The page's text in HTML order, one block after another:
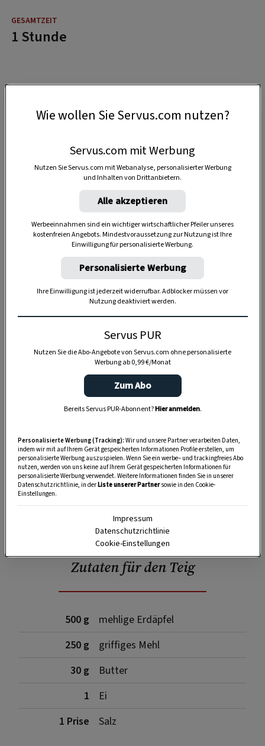
1 Stunde
Anzeige
SPEICHERN DRUCKEN
Zutaten für den Teig
500 g
mehlige Erdäpfel
250 g
griffiges Mehl
30 g
Butter
1
Ei
1 Prise
Salz
Wie wollen Sie Servus.com nutzen?
Servus.com mit Werbung
Nutzen Sie Servus.com mit Webanalyse, personalisierter Werbung
und Inhalten von Drittanbietern.
Alle akzeptieren
Werbeeinnahmen sind ein wichtiger wirtschaftlicher Pfeiler unseres
kostenfreien Angebots. Mindestvoraussetzung zur Nutzung ist Ihre
Einwilligung für personalisierte Werbung.
Personalisierte Werbung
Ihre Einwilligung ist jederzeit widerrufbar. Adblocker müssen vor
Nutzung deaktiviert werden.
Servus PUR
Nutzen Sie die Abo-Angebote von Servus.com ohne personalisierte
Werbung ab 0,99 €/Monat
Zum Abo
Bereits Servus PUR-Abonnent?Hier anmelden.
Personalisierte Werbung (Tracking): Wir und unsere Partner verarbeiten Daten,
indem wir mit auf Ihrem Gerät gespeicherten Informationen Profile erstellen, um
personalisierte Werbung auszuspielen. Wenn Sie ein werbe– und trackingfreies Abo
nutzen, werden von uns keine auf Ihrem Gerät gespeicherten Informationen für
personalisierte Werbung verwendet. Weitere Informationen finden Sie in unserer
Datenschutzrichtlinie, in derListe unserer Partnersowie in den Cookie-
Einstellungen.
Impressum
Datenschutzrichtlinie
Cookie-Einstellungen